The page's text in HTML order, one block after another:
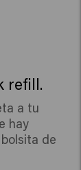
refill.
a tu
hay
de